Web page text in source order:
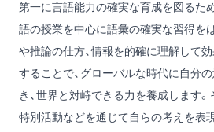
第一に言語能力の確実な育成を図るた
語の授業を中心に語彙の確実な習得を
や推論の仕方、情報を的確に理解して
することで、グローバルな時代に自分
き、世界と対峙できる力を養成します
特別活動などを通じて自らの考えを表